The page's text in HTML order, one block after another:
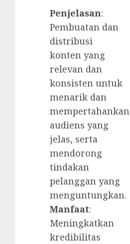
Penjelasan:
Pembuatan dan
distribusi
konten yang
relevan dan
konsisten untuk
menarik dan
mempertahankan
audiens yang
jelas, serta
mendorong
tindakan
pelanggan yang
menguntungkan.
Manfaat:
Meningkatkan
kredibilitas